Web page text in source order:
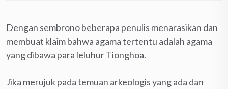
Dengan sembrono beberapa penulis menarasikan dan
membuat klaim bahwa agama tertentu adalah agama
yang dibawa para leluhur Tionghoa.
Jika merujuk pada temuan arkeologis yang ada dan